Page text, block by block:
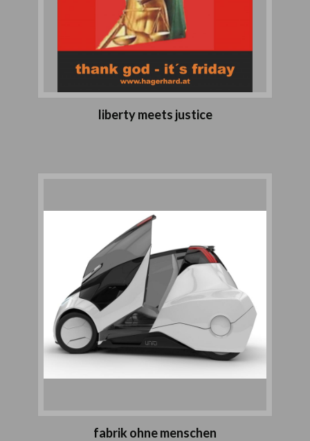
liberty meets justice
fabrik ohne menschen